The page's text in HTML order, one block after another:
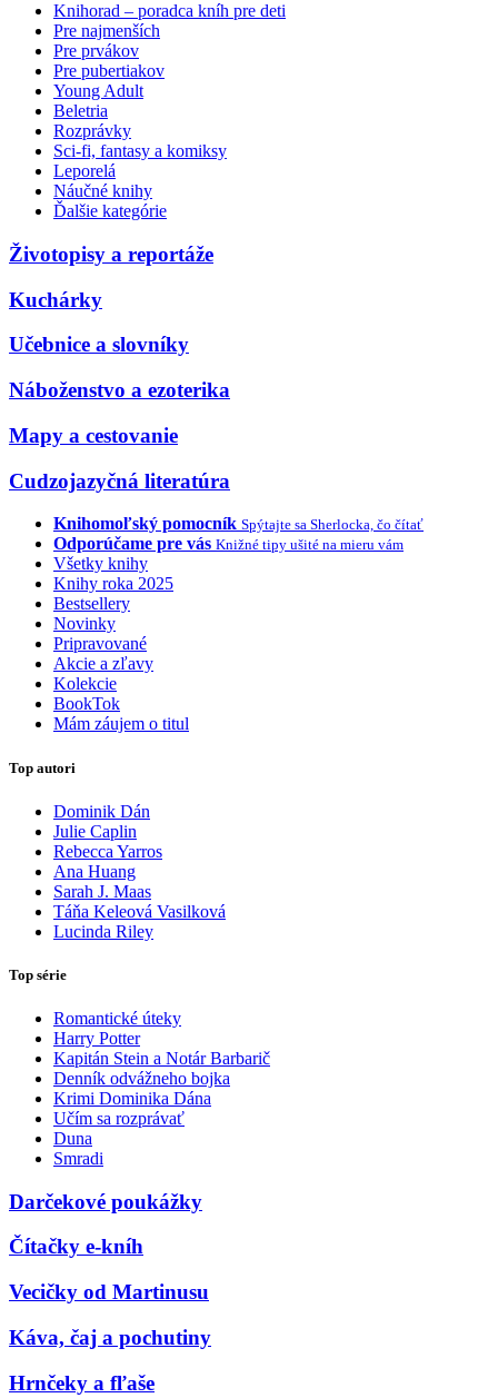
Knihorad – poradca kníh pre deti
Pre najmenších
Pre prvákov
Pre pubertiakov
Young Adult
Beletria
Rozprávky
Sci-fi, fantasy a komiksy
Leporelá
Náučné knihy
Ďalšie kategórie
Životopisy a reportáže
Kuchárky
Učebnice a slovníky
Náboženstvo a ezoterika
Mapy a cestovanie
Cudzojazyčná literatúra
Knihomoľský pomocník Spýtajte sa Sherlocka, čo čítať
Odporúčame pre vás Knižné tipy ušité na mieru vám
Všetky knihy
Knihy roka 2025
Bestsellery
Novinky
Pripravované
Akcie a zľavy
Kolekcie
BookTok
Mám záujem o titul
Top autori
Dominik Dán
Julie Caplin
Rebecca Yarros
Ana Huang
Sarah J. Maas
Táňa Keleová Vasilková
Lucinda Riley
Top série
Romantické úteky
Harry Potter
Kapitán Stein a Notár Barbarič
Denník odvážneho bojka
Krimi Dominika Dána
Učím sa rozprávať
Duna
Smradi
Darčekové poukážky
Čítačky e-kníh
Vecičky od Martinusu
Káva, čaj a pochutiny
Hrnčeky a fľaše